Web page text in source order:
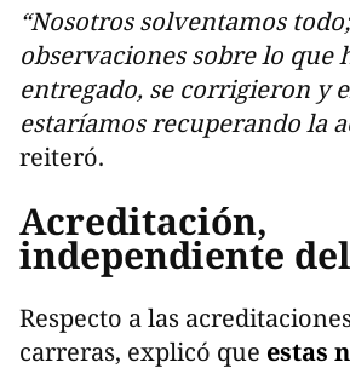
“Nosotros solventamos
observaciones sobre lo que
entregado, se corrigieron y
estaríamos recuperando la
reiteró.
Acreditación,
independiente del
Respecto a las
carreras, explicó que estas